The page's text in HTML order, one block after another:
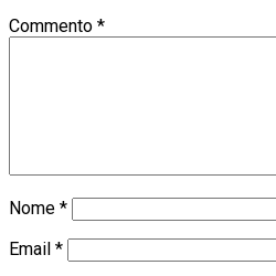
Commento *
Nome *
Email *